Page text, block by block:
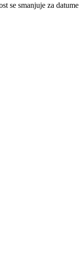
se smanjuje za datume